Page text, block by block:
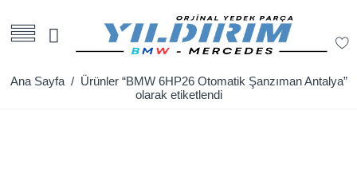
Ana Sayfa/ Ürünler “BMW 6HP26 Otomatik Şanzıman Antalya”
olarak etiketlendi